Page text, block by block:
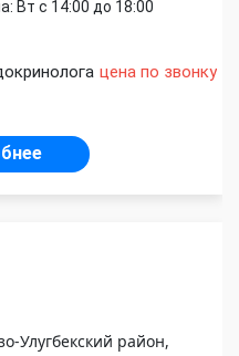
Вт с 14:00 до 18:00
цена по звонку
Улугбекский район,